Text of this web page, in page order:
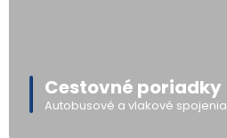
Cestovné poriadky
Autobusové a vlakové spojenia